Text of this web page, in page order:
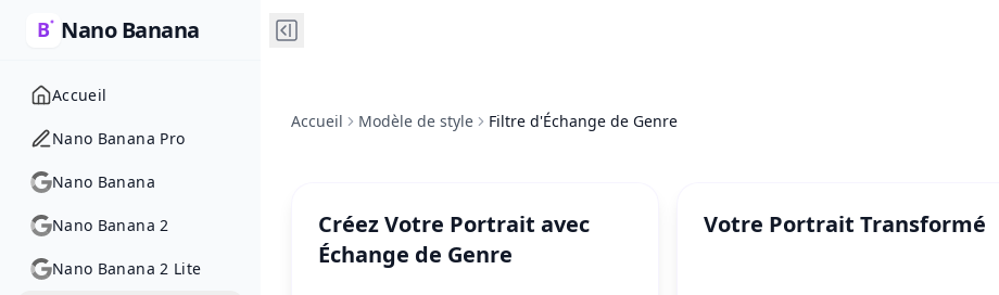
Nano Banana
Accueil
Nano Banana Pro
Nano Banana
Nano Banana 2
Nano Banana 2 Lite
Accueil Modèle de style Filtre d'Échange de Genre
Créez Votre Portrait avec
Échange de Genre
Votre Portrait Transformé